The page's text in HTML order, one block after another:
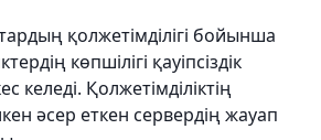
қолжетімділігі бойынша
көпшілігі қауіпсіздік
келеді. Қолжетімділіктің
әсер еткен сервердің жауап